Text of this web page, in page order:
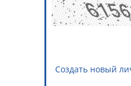
Создать новый